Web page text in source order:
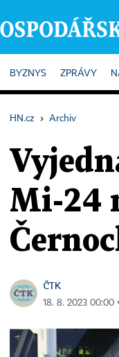
HOME
BYZNYS ZPRÁVY
HN.cz › Archiv
Mi-24
ČTK
18. 8. 2023 00:00